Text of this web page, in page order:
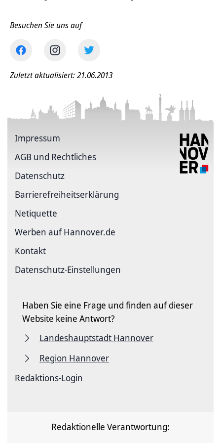
Besuchen Sie uns auf
Zuletzt aktualisiert: 21.06.2013
Impressum
AGB und Rechtliches
Datenschutz
Barriere­freiheits­erklärung
Netiquette
Werben auf Hannover.de
Kontakt
Datenschutz-Einstellungen
Haben Sie eine Frage und finden auf dieser
Website keine Antwort?
Landeshauptstadt Hannover
Region Hannover
Redaktions-Login
Redaktionelle Verantwortung: